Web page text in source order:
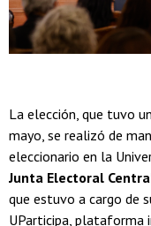
La elección, que tuvo
mayo, se realizó de
eleccionario en la
Junta Electoral
que estuvo a cargo de
UParticipa, plataforma